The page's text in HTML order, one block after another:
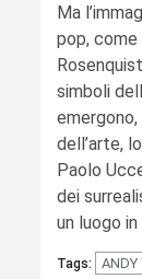
Ma
pop, come
simboli
dell’arte,
Paolo
dei
un luogo
Tags: ANDY